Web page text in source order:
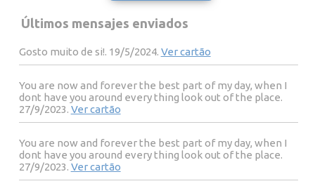
Últimos mensajes enviados
Gosto muito de si!. 19/5/2024. Ver cartão
You are now and forever the best part of my day, when I
dont have you around every thing look out of the place.
27/9/2023. Ver cartão
You are now and forever the best part of my day, when I
dont have you around every thing look out of the place.
27/9/2023. Ver cartão